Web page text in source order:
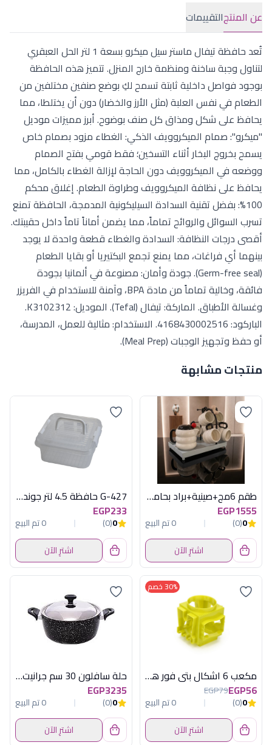
عن المنتجالتقييمات
تُعد حافظة تيفال ماستر سيل ميكرو بسعة 1 لتر الحل العبقري
لتناول وجبة ساخنة ومنظمة خارج المنزل. تتميز هذه الحافظة
بوجود فواصل داخلية ثابتة تسمح لكِ بوضع صنفين مختلفين من
الطعام في نفس العلبة (مثل الأرز والخضار) دون أن يختلطا، مما
يحافظ على شكل ومذاق كل صنف بوضوح. أبرز مميزات موديل
"ميكرو": صمام الميكروويف الذكي: الغطاء مزود بصمام خاص
يسمح بخروج البخار أثناء التسخين؛ فقط قومي بفتح الصمام
ووضعه في الميكروويف دون الحاجة لإزالة الغطاء بالكامل، مما
يحافظ على نظافة الميكروويف وطراوة الطعام. إغلاق محكم
100%: بفضل تقنية السدادة السيليكونية المدمجة، الحافظة تمنع
تسرب السوائل والروائح تماماً، مما يضمن أماناً تاماً داخل حقيبتك.
أقصى درجات النظافة: السدادة والغطاء قطعة واحدة لا يوجد
بينهما أي فراغات، مما يمنع تجمع البكتيريا أو بقايا الطعام
(Germ-free seal). جودة وأمان: مصنوعة في ألمانيا بجودة
فائقة، وخالية تماماً من مادة BPA، وآمنة للاستخدام في الفريزر
وغسالة الأطباق. الماركة: تيفال (Tefal). الموديل: K3102312.
الباركود: 4168430002516. الاستخدام: مثالية للعمل، المدرسة،
أو حفظ وتجهيز الوجبات (Meal Prep).
منتجات مشابهة
طقم 6مج+صينية+براد بحامل اكسفورد XL032
EGP1555
0
(0)
0 تم البيع
اشترِ الآن
G-427 حافظة 4.5 لتر جوندول
EGP233
0
(0)
0 تم البيع
اشترِ الآن
30% خصم
مكعب 6 اشكال بتى فور هابى هوم
EGP56
EGP79
0
(0)
0 تم البيع
اشترِ الآن
حلة سافلون 30 سم جرانيت رمادى
EGP3235
0
(0)
0 تم البيع
اشترِ الآن